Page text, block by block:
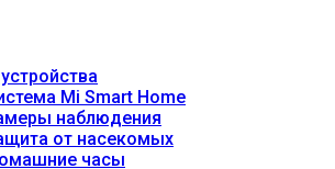
Mi Smart Home
наблюдения
от насекомых
часы